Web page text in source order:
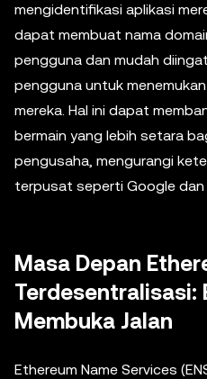
mengidentifikasi aplikasi
dapat membuat nama
pengguna dan mudah
pengguna untuk
mereka. Hal ini dapat
bermain yang lebih setara
pengusaha, mengurangi
terpusat seperti Google dan
Masa Depan
Terdesentralisasi:
Membuka Jalan
Ethereum Name Services